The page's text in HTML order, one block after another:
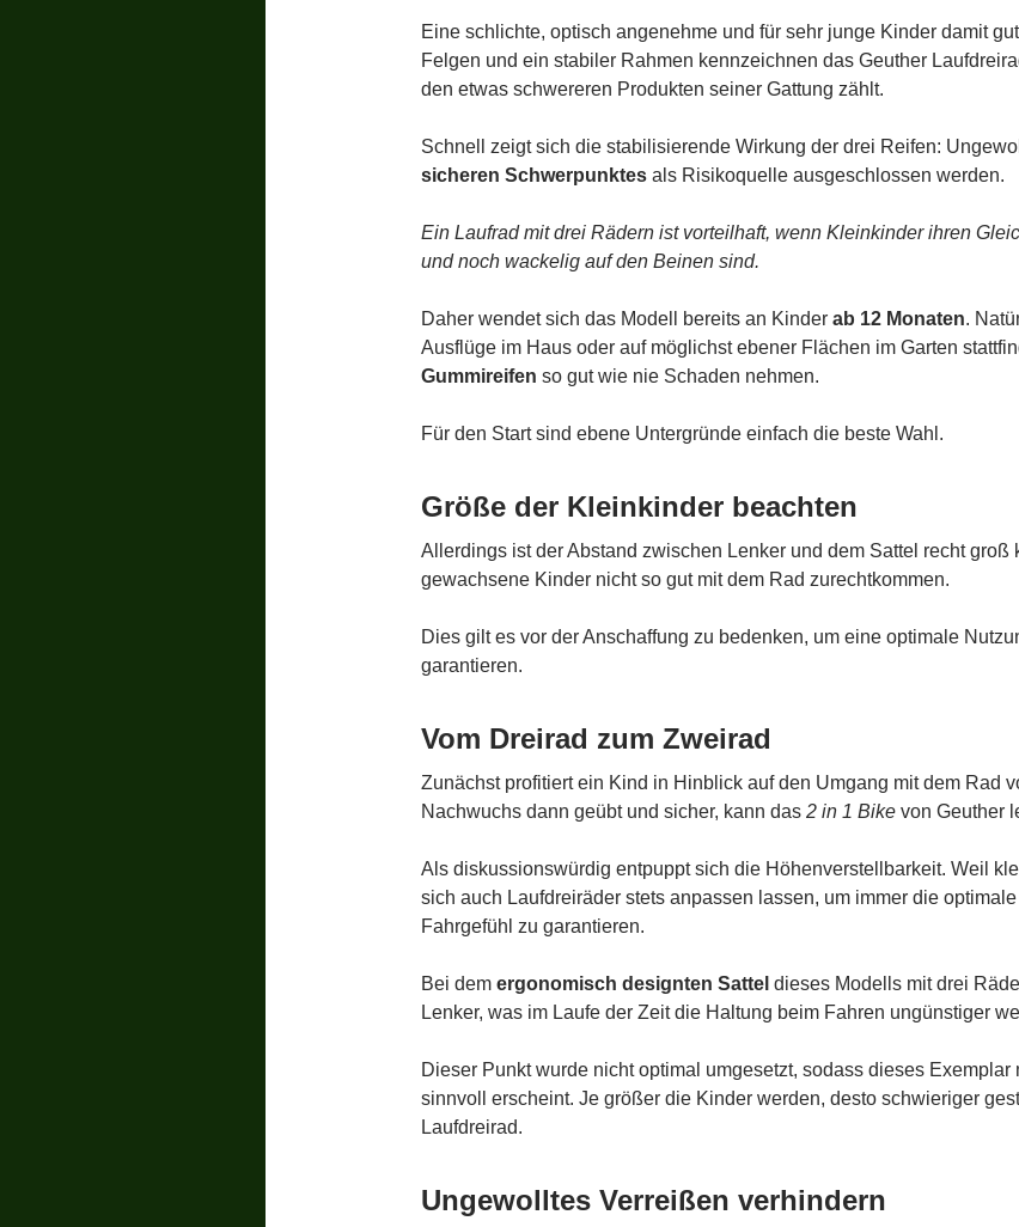
Eine schlichte, optisch angenehme und für sehr junge Kinder damit
Felgen und ein stabiler Rahmen kennzeichnen das Geuther
den etwas schwereren Produkten seiner Gattung zählt.
Schnell zeigt sich die stabilisierende Wirkung der drei Reifen:
sicheren Schwerpunktesals Risikoquelle ausgeschlossen werden.
Ein Laufrad mit drei Rädern ist vorteilhaft, wenn Kleinkinder ihren
und noch wackelig auf den Beinen sind.
Daher wendet sich das Modell bereits an Kinder ab 12 Monaten.
Ausflüge im Haus oder auf möglichst ebener Flächen im Garten
Gummireifen so gut wie nie Schaden nehmen.
Für den Start sind ebene Untergründe einfach die beste Wahl.
Größe der Kleinkinder beachten
Allerdings ist der Abstand zwischen Lenker und dem Sattel recht groß
gewachsene Kinder nicht so gut mit dem Rad zurechtkommen.
Dies gilt es vor der Anschaffung zu bedenken, um eine optimale
garantieren.
Vom Dreirad zum Zweirad
Zunächst profitiert ein Kind in Hinblick auf den Umgang mit dem Rad
Nachwuchs dann geübt und sicher, kann das 2 in 1 Bikevon Geuther
Als diskussionswürdig entpuppt sich die Höhenverstellbarkeit. Weil
sich auch Laufdreiräder stets anpassen lassen, um immer die
Fahrgefühl zu garantieren.
Bei dem ergonomisch designten Sattel dieses Modells mit drei
Lenker, was im Laufe der Zeit die Haltung beim Fahren ungünstiger
Dieser Punkt wurde nicht optimal umgesetzt, sodass dieses Exemplar
sinnvoll erscheint. Je größer die Kinder werden, desto schwieriger
Laufdreirad.
Ungewolltes Verreißen verhindern